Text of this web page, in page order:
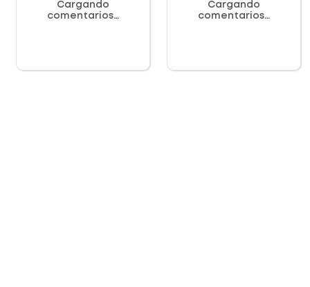
Cargando
comentarios…
Cargando
comentarios…